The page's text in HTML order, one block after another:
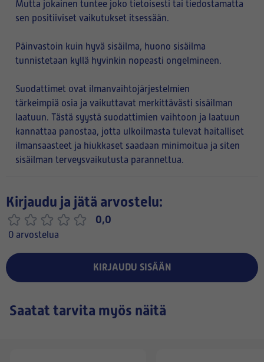
Mutta jokainen tuntee joko tietoisesti tai tiedostamatta
sen positiiviset vaikutukset itsessään.
Päinvastoin kuin hyvä sisäilma, huono sisäilma
tunnistetaan kyllä hyvinkin nopeasti ongelmineen.
Suodattimet ovat ilmanvaihtojärjestelmien
tärkeimpiä osia ja vaikuttavat merkittävästi sisäilman
laatuun. Tästä syystä suodattimien vaihtoon ja laatuun
kannattaa panostaa, jotta ulkoilmasta tulevat haitalliset
ilmansaasteet ja hiukkaset saadaan minimoitua ja siten
sisäilman terveysvaikutusta parannettua.
Kirjaudu ja jätä arvostelu:
0,0
0 arvostelua
KIRJAUDU SISÄÄN
Saatat tarvita myös näitä